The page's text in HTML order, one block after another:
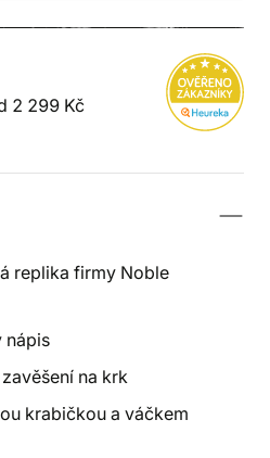
2 299 Kč
replika firmy Noble
nápis
na krk
krabičkou a váčkem